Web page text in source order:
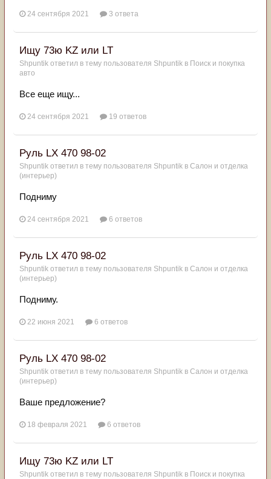
24 сентября 2021 3 ответа
Ищу 73ю KZ или LT
Shpuntik ответил в тему пользователя Shpuntik в Поиск и покупка
авто
Все еще ищу...
24 сентября 2021 19 ответов
Руль LX 470 98-02
Shpuntik ответил в тему пользователя Shpuntik в Салон и отделка
(интерьер)
Подниму
24 сентября 2021 6 ответов
Руль LX 470 98-02
Shpuntik ответил в тему пользователя Shpuntik в Салон и отделка
(интерьер)
Подниму.
22 июня 2021 6 ответов
Руль LX 470 98-02
Shpuntik ответил в тему пользователя Shpuntik в Салон и отделка
(интерьер)
Ваше предложение?
18 февраля 2021 6 ответов
Ищу 73ю KZ или LT
Shpuntik ответил в тему пользователя Shpuntik в Поиск и покупка